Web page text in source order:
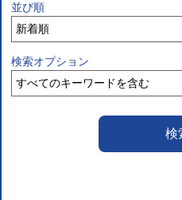
並び順
検索オプション